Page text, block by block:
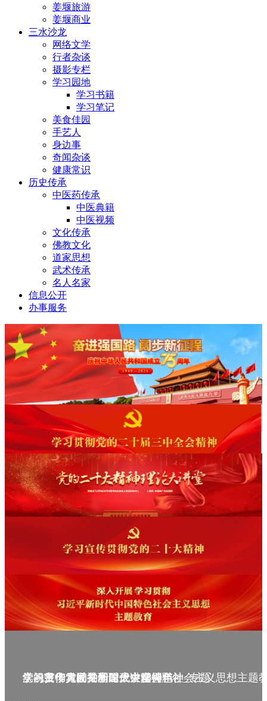
姜堰旅游
姜堰商业
三水沙龙
网络文学
行者杂谈
摄影专栏
学习园地
学习书籍
学习笔记
美食佳园
手艺人
身边事
奇闻杂谈
健康常识
历史传承
中医药传承
中医典籍
中医视频
文化传承
佛教文化
道家思想
武术传承
名人名家
信息公开
办事服务
庆祝中华人民共和国成立75周年
学习贯彻党的二十届三中全会精神_专题
党的二十大精神理论大讲堂--理论
学习宣传贯彻党的二十大精神
学习贯彻习近平新时代中国特色社会主义思想主题